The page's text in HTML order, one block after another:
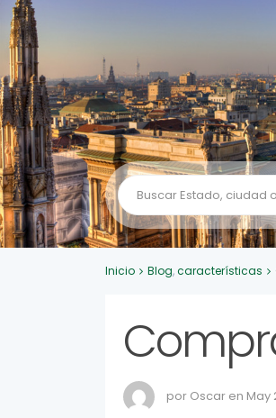
Inicio Blog,características
por Oscar en May